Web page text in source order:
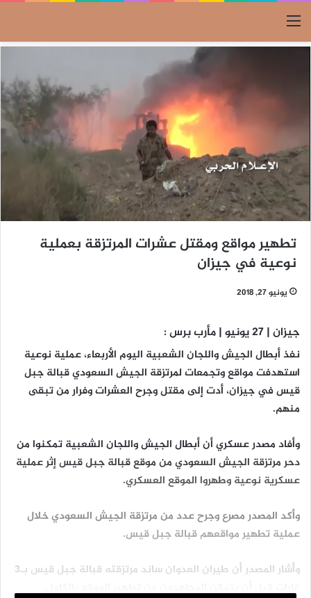
القائمة
تطهير مواقع ومقتل عشرات المرتزقة بعملية
نوعية في جيزان
يونيو 27, 2018
جيزان | 27 يونيو | مأرب برس :
نفذ أبطال الجيش واللجان الشعبية اليوم الأربعاء، عملية نوعية
استهدفت مواقع وتجمعات لمرتزقة الجيش السعودي قبالة جبل
قيس في جيزان، أدت إلى مقتل وجرح العشرات وفرار من تبقى
منهم.
وأفاد مصدر عسكري أن أبطال الجيش واللجان الشعبية تمكنوا من
دحر مرتزقة الجيش السعودي من موقع قبالة جبل قيس إثر عملية
عسكرية نوعية وطهروا الموقع العسكري.
وأكد المصدر مصرع وجرح عدد من مرتزقة الجيش السعودي خلال
عملية تطهير مواقعهم قبالة جبل قيس.
وأشار المصدر أن طيران العدوان ساند مرتزقته قبالة جبل قيس بـ3